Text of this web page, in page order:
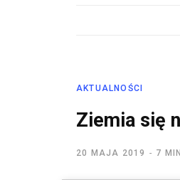
AKTUALNOŚCI
Ziemia się
20 MAJA 2019 7